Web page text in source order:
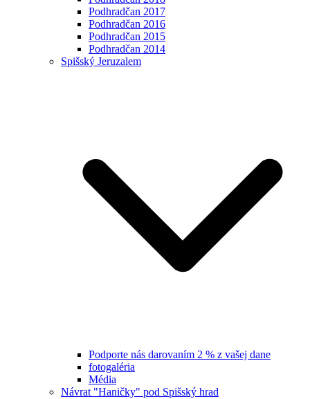
Podhradčan 2017
Podhradčan 2016
Podhradčan 2015
Podhradčan 2014
Spišský Jeruzalem
Podporte nás darovaním 2 % z vašej dane
fotogaléria
Média
Návrat "Haničky" pod Spišský hrad